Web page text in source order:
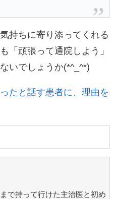
持ちに寄り添ってくれる
「頑張って通院しよう」
いでしょうか(*^_^*)
たと話す患者に、理由を
で持って行けた主治医と初め